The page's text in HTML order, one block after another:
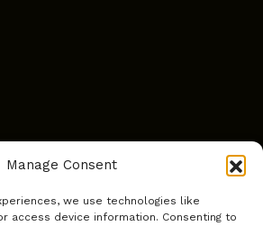
Manage Consent
we use technologies like
access device information. Consenting to